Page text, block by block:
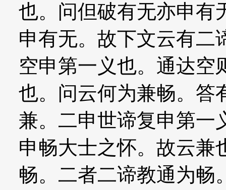
也。问但破有无亦申有
申有无。故下文云有二
空申第一义也。通达空
也。问云何为兼畅。答
兼。二申世谛复申第一
申畅大士之怀。故云兼
畅。二者二谛教通为畅